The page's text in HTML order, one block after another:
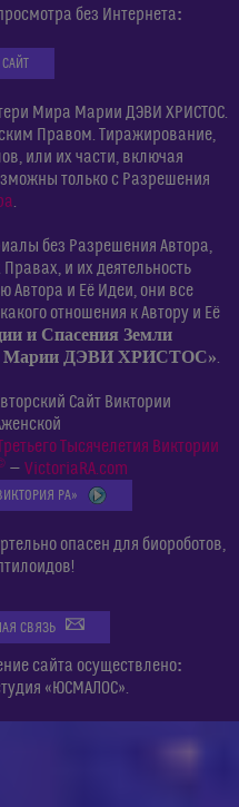
без Интернета:
Мира Марии ДЭВИ ХРИСТОС.
Правом. Тиражирование,
или их части, включая
только с Разрешения
.
без Разрешения Автора,
и их деятельность
Автора и Её Идеи, они все
отношения к Автору и Её
и Спасения Земли
ДЭВИ ХРИСТОС».
Сайт Виктории
Тысячелетия Виктории
— VictoriaRA.com
РА»
опасен для биороботов,
СВЯЗЬ
сайта осуществлено:
«ЮСМАЛОС».